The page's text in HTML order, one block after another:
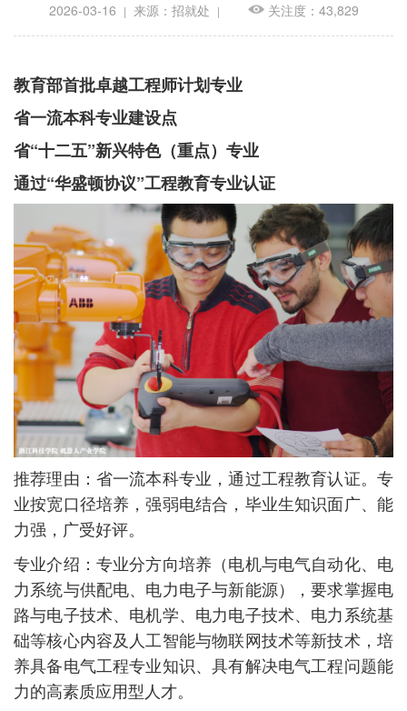
2026-03-16 | 来源：招就处 | 关注度：43,829
教育部首批卓越工程师计划专业
省一流本科专业建设点
省“十二五”新兴特色（重点）专业
通过“华盛顿协议”工程教育专业认证
推荐理由：省一流本科专业，通过工程教育认证。专
业按宽口径培养，强弱电结合，毕业生知识面广、能
力强，广受好评。
专业介绍：专业分方向培养（电机与电气自动化、电
力系统与供配电、电力电子与新能源），要求掌握电
路与电子技术、电机学、电力电子技术、电力系统基
础等核心内容及人工智能与物联网技术等新技术，培
养具备电气工程专业知识、具有解决电气工程问题能
力的高素质应用型人才。